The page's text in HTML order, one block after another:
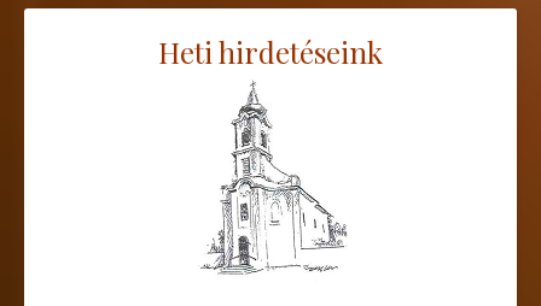
Heti hirdetéseink